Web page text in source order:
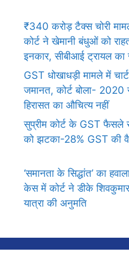
₹340 करोड़ टैक्स चोरी
कोर्ट ने खेमानी बंधुओं को
इनकार, सीबीआई ट्रायल का
GST धोखाधड़ी मामले में
जमानत, कोर्ट बोला-
हिरासत का औचित्य नहीं
सुप्रीम कोर्ट के GST फैसले
को झटका-28% GST की
‘समानता के सिद्धांत’ का
केस में कोर्ट ने डीके
यात्रा की अनुमति